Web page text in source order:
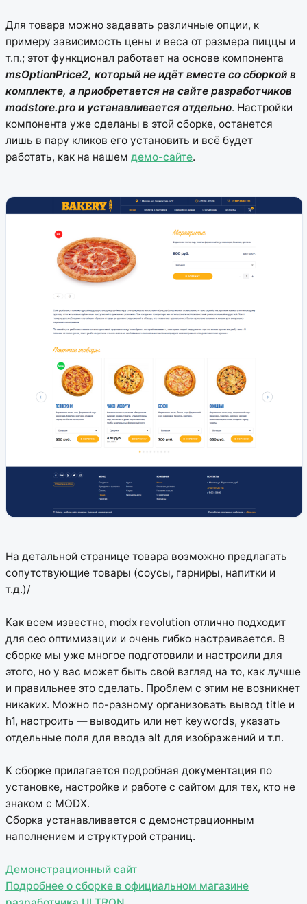
Для товара можно задавать различные опции, к
примеру зависимость цены и веса от размера пиццы и
т.п.; этот функционал работает на основе компонента
msOptionPrice2, который не идёт вместе со сборкой в
комплекте, а приобретается на сайте разработчиков
modstore.pro и устанавливается отдельно. Настройки
компонента уже сделаны в этой сборке, останется
лишь в пару кликов его установить и всё будет
работать, как на нашем демо-сайте.
На детальной странице товара возможно предлагать
сопутствующие товары (соусы, гарниры, напитки и
т.д.)/
Как всем известно, modx revolution отлично подходит
для сео оптимизации и очень гибко настраивается. В
сборке мы уже многое подготовили и настроили для
этого, но у вас может быть свой взгляд на то, как лучше
и правильнее это сделать. Проблем с этим не возникнет
никаких. Можно по-разному организовать вывод title и
h1, настроить — выводить или нет keywords, указать
отдельные поля для ввода alt для изображений и т.п.
К сборке прилагается подробная документация по
установке, настройке и работе с сайтом для тех, кто не
знаком с MODX.
Сборка устанавливается с демонстрационным
наполнением и структурой страниц.
Демонстрационный сайт
Подробнее о сборке в официальном магазине